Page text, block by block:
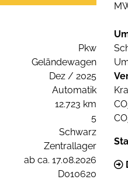
Pkw
Geländewagen
Dez / 2025
Automatik
12.723 km
5
Schwarz
Zentrallager
ab ca. 17.08.2026
D010620
CO
CO